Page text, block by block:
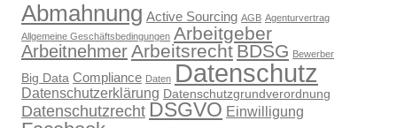
Abmahnung Active Sourcing AGB Agenturvertrag
Allgemeine Geschäftsbedingungen Arbeitgeber
ArbeitnehmerArbeitsrecht BDSG Bewerber
Big Data Compliance Daten Datenschutz
Datenschutzerklärung Datenschutzgrundverordnung
Datenschutzrecht DSGVO Einwilligung